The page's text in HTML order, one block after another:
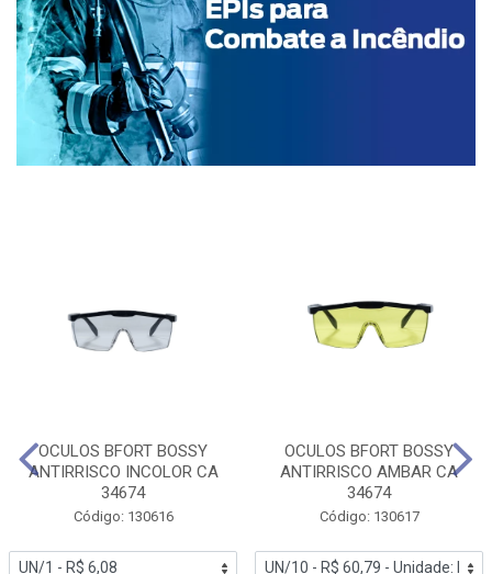
OCULOS BFORT BOSSY
ANTIRRISCO INCOLOR CA
34674
Código: 130616
OCULOS BFORT BOSSY
ANTIRRISCO AMBAR CA
34674
Código: 130617